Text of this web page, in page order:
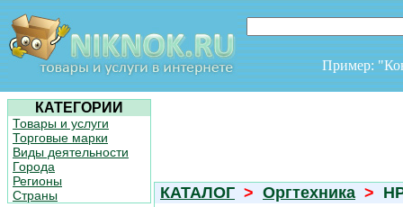
Пример:
КАТЕГОРИИ
Товары и услуги
Торговые марки
Виды деятельности
Города
Регионы
Страны
КАТАЛОГ > Оргтехника >